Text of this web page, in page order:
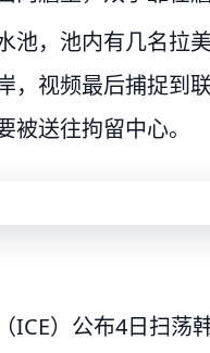
池，池内有几名拉
，视频最后捕捉到
送往拘留中心。
ICE）公布4日扫荡